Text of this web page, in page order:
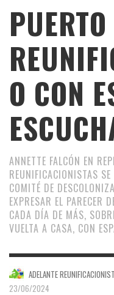
O CON
ANNETTE FALCÓN EN
REUNIFICACIONISTAS
COMITÉ DE
EXPRESAR EL PARECER
CADA DÍA DE MÁS,
VUELTA A CASA, CON
ADELANTE
23/06/2024